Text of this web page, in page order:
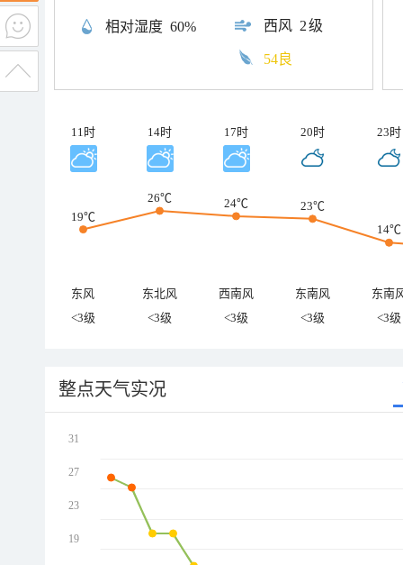
相对湿度 60% 西风 2级
54良
11时 14时 17时 20时 23时
19℃
26℃ 24℃
23℃
14℃
东风 东北风 西南风 东南风
东南
<3级
<3级 <3级 <3级 <3级
整点天气实况
31
27
23
19